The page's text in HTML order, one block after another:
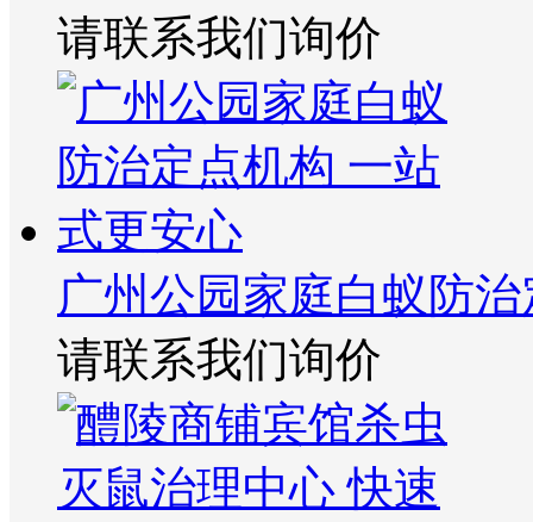
请联系我们询价
广州公园家庭白蚁防
请联系我们询价